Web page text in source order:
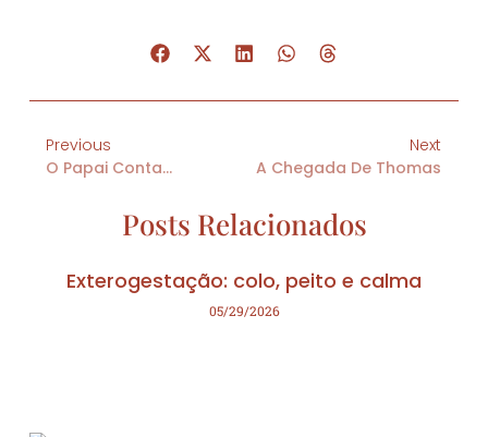
Previous
O Papai Conta…
Next
A Chegada De Thomas
Posts Relacionados
Exterogestação: colo, peito e calma
05/29/2026